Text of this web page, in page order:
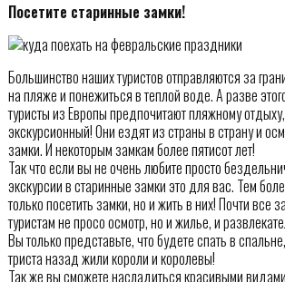
Посетите старинные замки!
Большинство наших туристов отправляются за
на пляже и понежиться в теплой воде. А разве
туристы из Европы предпочитают пляжному
экскурсионный! Они ездят из страны в страну и
замки. И некоторым замкам более пятисот лет!
Так что если вы не очень любите просто
экскурсии в старинные замки это для вас. Тем
только посетить замки, но и жить в них! Почти все
туристам не просо осмотр, но и жилье, и
Вы только представьте, что будете спать в
триста назад жили короли и королевы!
Так же вы сможете насладиться красивыми